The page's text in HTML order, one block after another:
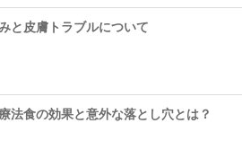
と皮膚トラブルについて
法食の効果と意外な落とし穴とは？